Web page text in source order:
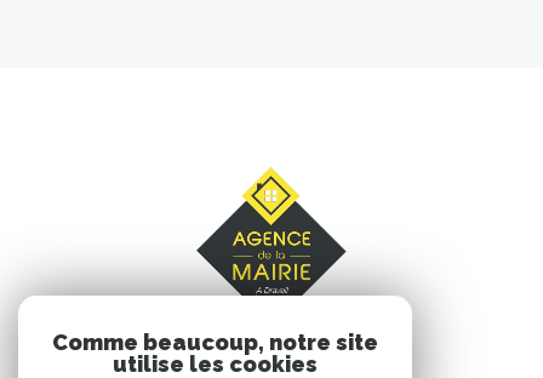
Comme beaucoup, notre site
utilise les cookies